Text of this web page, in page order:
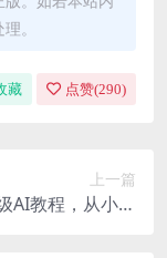
。
藏 点赞(290)
上一篇
AI教程，从小白